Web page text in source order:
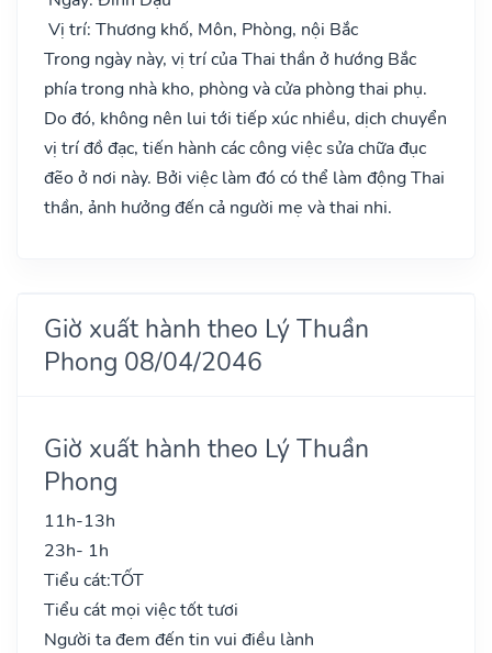
Vị trí: Thương khố, Môn, Phòng, nội Bắc
Trong ngày này, vị trí của Thai thần ở hướng Bắc
phía trong nhà kho, phòng và cửa phòng thai phụ.
Do đó, không nên lui tới tiếp xúc nhiều, dịch chuyển
vị trí đồ đạc, tiến hành các công việc sửa chữa đục
đẽo ở nơi này. Bởi việc làm đó có thể làm động Thai
thần, ảnh hưởng đến cả người mẹ và thai nhi.
Giờ xuất hành theo Lý Thuần
Phong 08/04/2046
Giờ xuất hành theo Lý Thuần
Phong
11h-13h
23h- 1h
Tiểu cát:TỐT
Tiểu cát mọi việc tốt tươi
Người ta đem đến tin vui điều lành